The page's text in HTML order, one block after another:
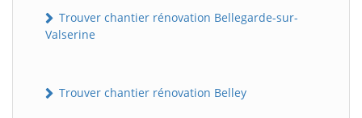
Trouver chantier rénovation Bellegarde-sur-
Valserine
Trouver chantier rénovation Belley